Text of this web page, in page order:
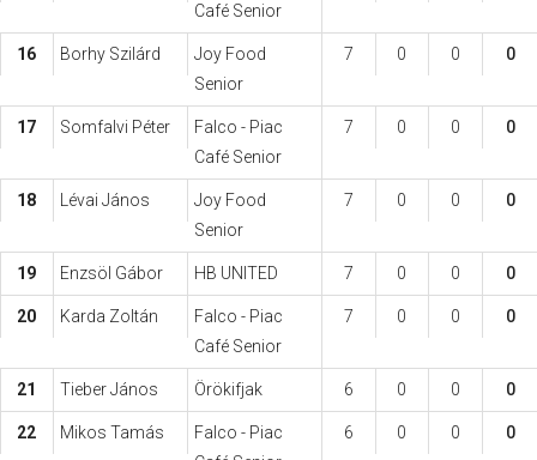
Café Senior
16 Borhy Szilárd
Joy Food
Senior
7 0 0 0
17 Somfalvi Péter
Falco - Piac
Café Senior
7 0 0 0
18 Lévai János
Joy Food
Senior
7 0 0 0
19 Enzsöl Gábor HB UNITED 7 0 0 0
20 Karda Zoltán
Falco - Piac
Café Senior
7 0 0 0
21 Tieber János Örökifjak 6 0 0 0
22 Mikos Tamás
Falco - Piac
6 0 0 0